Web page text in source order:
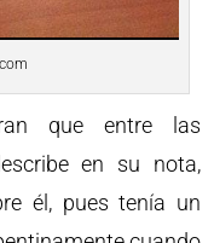
que entre las
en su nota,
él, pues tenía un